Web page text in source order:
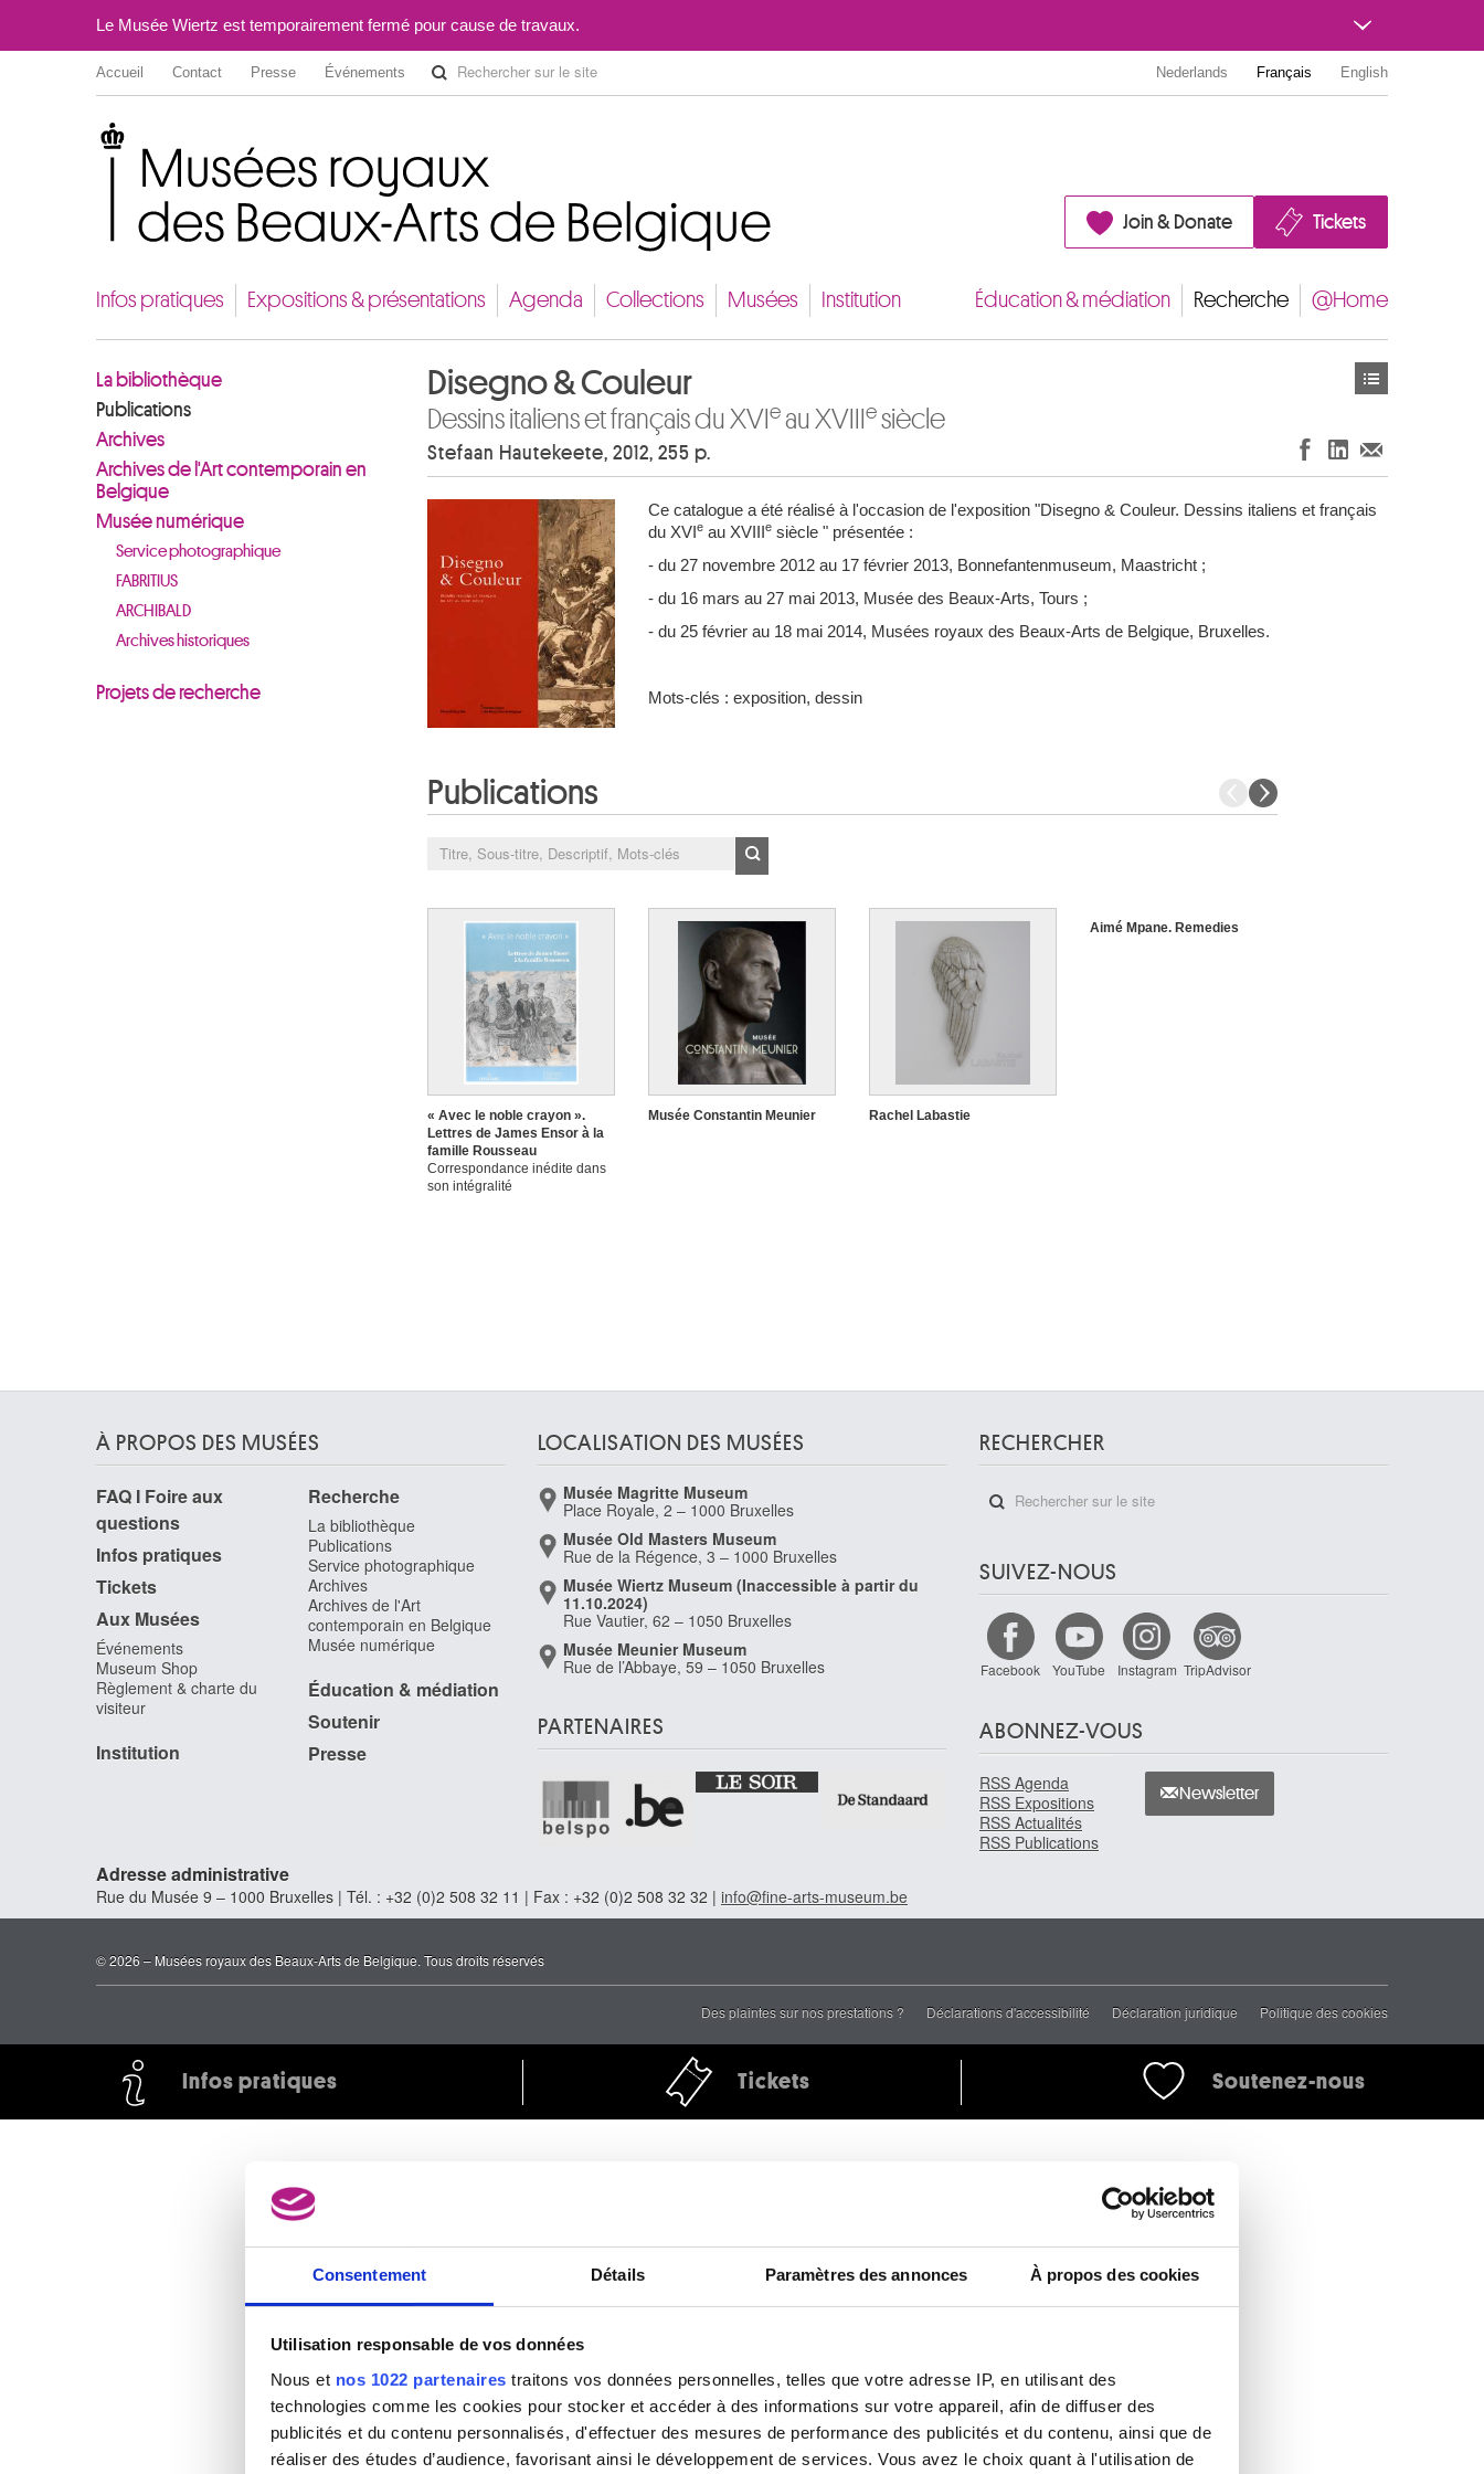
Consentement Détails Paramètres des annonces À propos des cookies
Utilisation responsable de vos données
Nous et nos 1022 partenaires traitons vos données personnelles, telles que votre adresse IP, en utilisant des
technologies comme les cookies pour stocker et accéder à des informations sur votre appareil, afin de diffuser des
publicités et du contenu personnalisés, d'effectuer des mesures de performance des publicités et du contenu, ainsi que de
réaliser des études d’audience, favorisant ainsi le développement de services. Vous avez le choix quant à l'utilisation de
Le Musée Wiertz est temporairement fermé pour cause de travaux.
Accueil Contact Presse Événements Nederlands Français English
Join & Donate Tickets
Infos pratiques Expositions & présentations Agenda Collections Musées Institution Éducation & médiation Recherche @Home
La bibliothèque
Publications
Archives
Archives de l'Art contemporain en
Belgique
Musée numérique
Service photographique
FABRITIUS
ARCHIBALD
Archives historiques
Projets de recherche
Disegno & Couleur
Dessins italiens et français du XVI e au XVIII e siècle
Stefaan Hautekeete, 2012, 255 p.
Ce catalogue a été réalisé à l'occasion de l'exposition "Disegno & Couleur. Dessins italiens et français
du XVIe au XVIIIe siècle " présentée :
- du 27 novembre 2012 au 17 février 2013, Bonnefantenmuseum, Maastricht ;
- du 16 mars au 27 mai 2013, Musée des Beaux-Arts, Tours ;
- du 25 février au 18 mai 2014, Musées royaux des Beaux-Arts de Belgique, Bruxelles.
Mots-clés : exposition, dessin
Publications
« Avec le noble crayon ».
Lettres de James Ensor à la
famille Rousseau
Correspondance inédite dans
son intégralité
Musée Constantin Meunier Rachel Labastie
Aimé Mpane. Remedies
À PROPOS DES MUSÉES
FAQ I Foire aux
questions
Infos pratiques
Tickets
Aux Musées
Événements
Museum Shop
Règlement & charte du
visiteur
Institution
Recherche
La bibliothèque
Publications
Service photographique
Archives
Archives de l'Art
contemporain en Belgique
Musée numérique
Éducation & médiation
Soutenir
Presse
LOCALISATION DES MUSÉES
Musée Magritte Museum
Place Royale, 2 – 1000 Bruxelles
Musée Old Masters Museum
Rue de la Régence, 3 – 1000 Bruxelles
Musée Wiertz Museum (Inaccessible à partir du
11.10.2024)
Rue Vautier, 62 – 1050 Bruxelles
Musée Meunier Museum
Rue de l’Abbaye, 59 – 1050 Bruxelles
PARTENAIRES
RECHERCHER
SUIVEZ-NOUS
Facebook YouTube Instagram TripAdvisor
ABONNEZ-VOUS
RSS Agenda
RSS Expositions
RSS Actualités
RSS Publications
Newsletter
Adresse administrative
Rue du Musée 9 – 1000 Bruxelles | Tél. : +32 (0)2 508 32 11 | Fax : +32 (0)2 508 32 32 | info@fine-arts-museum.be
© 2026 – Musées royaux des Beaux-Arts de Belgique. Tous droits réservés
Des plaintes sur nos prestations ? Déclarations d'accessibilité Déclaration juridique Politique des cookies
Infos pratiques Tickets Soutenez-nous